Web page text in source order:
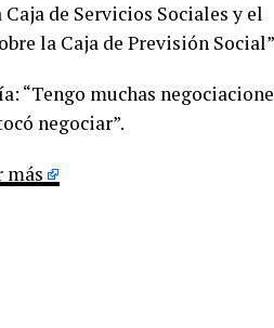
de Servicios Sociales y el
la Caja de Previsión
“Tengo muchas
negociar”.
más